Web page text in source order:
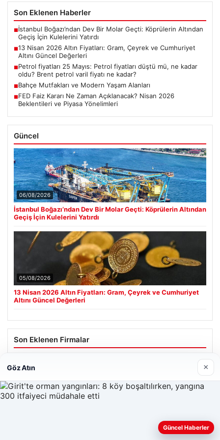
Son Eklenen Haberler
■İstanbul Boğazı’ndan Dev Bir Molar Geçti: Köprülerin Altından
Geçiş İçin Kulelerini Yatırdı
■13 Nisan 2026 Altın Fiyatları: Gram, Çeyrek ve Cumhuriyet
Altını Güncel Değerleri
■Petrol fiyatları 25 Mayıs: Petrol fiyatları düştü mü, ne kadar
oldu? Brent petrol varil fiyatı ne kadar?
■Bahçe Mutfakları ve Modern Yaşam Alanları
■FED Faiz Kararı Ne Zaman Açıklanacak? Nisan 2026
Beklentileri ve Piyasa Yönelimleri
Güncel
06/08/2026
İstanbul Boğazı’ndan Dev Bir Molar Geçti: Köprülerin Altından
Geçiş İçin Kulelerini Yatırdı
05/08/2026
13 Nisan 2026 Altın Fiyatları: Gram, Çeyrek ve Cumhuriyet
Altını Güncel Değerleri
Son Eklenen Firmalar
Web sitemizi nasıl kullandığınızı daha iyi anlayabilmek,
Göz Atın ×
Güncel Haberler